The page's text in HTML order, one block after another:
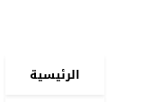
الرئيسية